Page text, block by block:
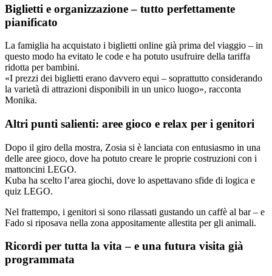
Biglietti e organizzazione – tutto perfettamente
pianificato
La famiglia ha acquistato i biglietti online già prima del viaggio – in
questo modo ha evitato le code e ha potuto usufruire della tariffa
ridotta per bambini.
«I prezzi dei biglietti erano davvero equi – soprattutto considerando
la varietà di attrazioni disponibili in un unico luogo», racconta
Monika.
Altri punti salienti: aree gioco e relax per i genitori
Dopo il giro della mostra, Zosia si è lanciata con entusiasmo in una
delle aree gioco, dove ha potuto creare le proprie costruzioni con i
mattoncini LEGO.
Kuba ha scelto l’area giochi, dove lo aspettavano sfide di logica e
quiz LEGO.
Nel frattempo, i genitori si sono rilassati gustando un caffè al bar – e
Fado si riposava nella zona appositamente allestita per gli animali.
Ricordi per tutta la vita – e una futura visita già
programmata